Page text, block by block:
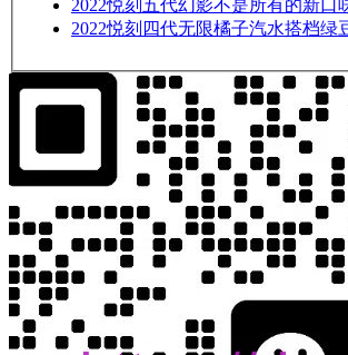
2022悦刻五代幻影不是所有的新口
2022悦刻四代无限橘子汽水搭档绿